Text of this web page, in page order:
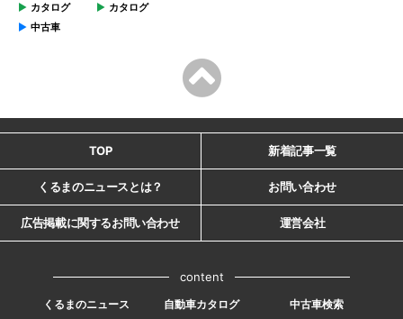
カタログ
中古車
カタログ
TOP 新着記事一覧
くるまのニュースとは？ お問い合わせ
広告掲載に関するお問い合わせ 運営会社
content
くるまのニュース 自動車カタログ
中古車検索